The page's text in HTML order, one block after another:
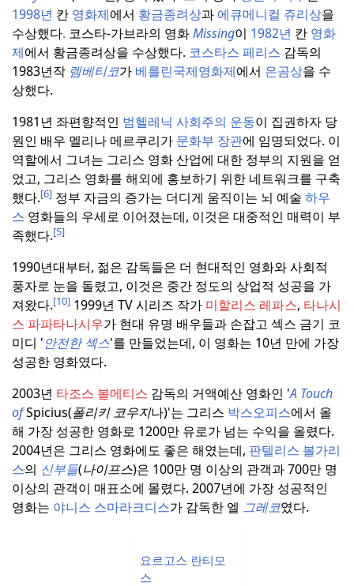
1998년 칸 영화제에서 황금종려상과 에큐메니컬 쥬리상을
수상했다. 코스타-가브라의 영화Missing이 1982년 칸 영화
제에서 황금종려상을 수상했다. 코스타스 페리스 감독의
1983년작 렘베티코가 베를린국제영화제에서 은곰상을 수
상했다.
1981년 좌편향적인 범헬레닉 사회주의 운동이 집권하자 당
원인 배우 멜리나 메르쿠리가 문화부 장관에 임명되었다. 이
역할에서 그녀는 그리스 영화 산업에 대한 정부의 지원을 얻
었고, 그리스 영화를 해외에 홍보하기 위한 네트워크를 구축
했다.[6] 정부 자금의 증가는 더디게 움직이는 뇌 예술 하우
스 영화들의 우세로 이어졌는데, 이것은 대중적인 매력이 부
족했다.[5]
1990년대부터, 젊은 감독들은 더 현대적인 영화와 사회적
풍자로 눈을 돌렸고, 이것은 중간 정도의 상업적 성공을 가
져왔다.[10] 1999년 TV 시리즈 작가 미할리스 레파스, 타나시
스 파파타나시우가 현대 유명 배우들과 손잡고 섹스 금기 코
미디 '안전한 섹스'를 만들었는데, 이 영화는 10년 만에 가장
성공한 영화였다.
2003년 타조스 볼메티스 감독의 거액예산 영화인 'A Touch
ofSpicius(폴리키 코우지나)'는 그리스 박스오피스에서 올
해 가장 성공한 영화로 1200만 유로가 넘는 수익을 올렸다.
2004년은 그리스 영화에도 좋은 해였는데, 판텔리스 볼가리
스의 신부들(나이프스)은 100만 명 이상의 관객과 700만 명
이상의 관객이 매표소에 몰렸다. 2007년에 가장 성공적인
영화는 야니스 스마라크디스가 감독한 엘 그레코였다.
요르고스 란티모
스